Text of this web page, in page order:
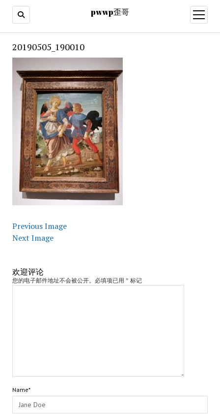
pwwp歪哥
open
menu
20190505_190010
Previous Image
Next Image
欢迎评论
您的电子邮件地址不会被公开。必填项已用 * 标记
Name*